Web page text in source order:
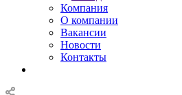
Компания
О компании
Вакансии
Новости
Контакты